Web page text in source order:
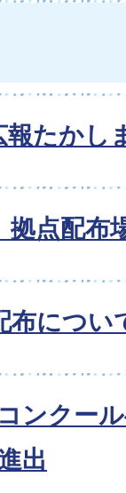
報たかし
拠点配布
布につい
ンクー
出